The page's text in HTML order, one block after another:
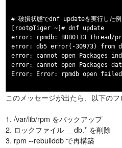
# 破損状態でdnf updateを実行した例
[root@Tiger ~]# dnf update
error: rpmdb: BDB0113
error: db5 error(-30973) from
error: cannot open Packages
error: cannot open Packages
このメッセージが出たら、以下のフ
1. /var/lib/rpm をバックアップ
2. ロックファイル __db.* を削除
3. rpm --rebuilddb で再構築